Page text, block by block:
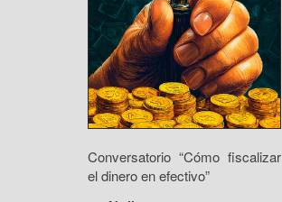
Conversatorio “Cómo fiscalizar
el dinero en efectivo”